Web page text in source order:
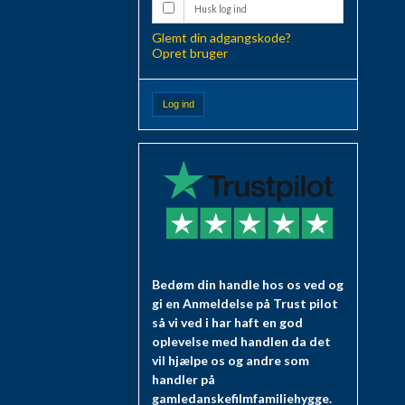
Husk log ind
Glemt din adgangskode?
Opret bruger
Log ind
Bedøm din handle hos os ved og
gi en Anmeldelse på Trust pilot
så vi ved i har haft en god
oplevelse med handlen da det
vil hjælpe os og andre som
handler på
gamledanskefilmfamiliehygge.